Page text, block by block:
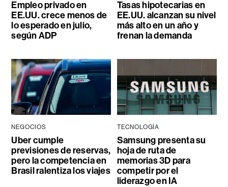
Empleo privado en
EE.UU. crece menos de
lo esperado en julio,
según ADP
Tasas hipotecarias en
EE.UU. alcanzan su nivel
más alto en un año y
frenan la demanda
NEGOCIOS
Uber cumple
previsiones de reservas,
pero la competencia en
Brasil ralentiza los viajes
TECNOLOGÍA
Samsung presenta su
hoja de ruta de
memorias 3D para
competir por el
liderazgo en IA